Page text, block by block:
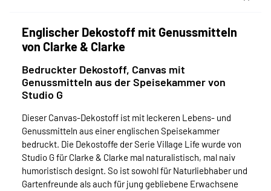
Englischer Dekostoff mit Genussmitteln
von Clarke & Clarke
Bedruckter Dekostoff, Canvas mit
Genussmitteln aus der Speisekammer von
Studio G
Dieser Canvas-Dekostoff ist mit leckeren Lebens- und
Genussmitteln aus einer englischen Speisekammer
bedruckt. Die Dekostoffe der Serie Village Life wurde von
Studio G für Clarke & Clarke mal naturalistisch, mal naiv
humoristisch designt. So ist sowohl für Naturliebhaber und
Gartenfreunde als auch für jung gebliebene Erwachsene